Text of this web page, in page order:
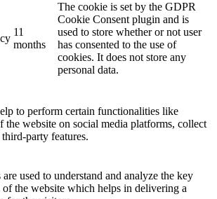
11
months
The cookie is set by the GDPR
Cookie Consent plugin and is
used to store whether or not user
has consented to the use of
cookies. It does not store any
personal data.
to perform certain functionalities like
the website on social media platforms, collect
party features.
used to understand and analyze the key
of the website which helps in delivering a